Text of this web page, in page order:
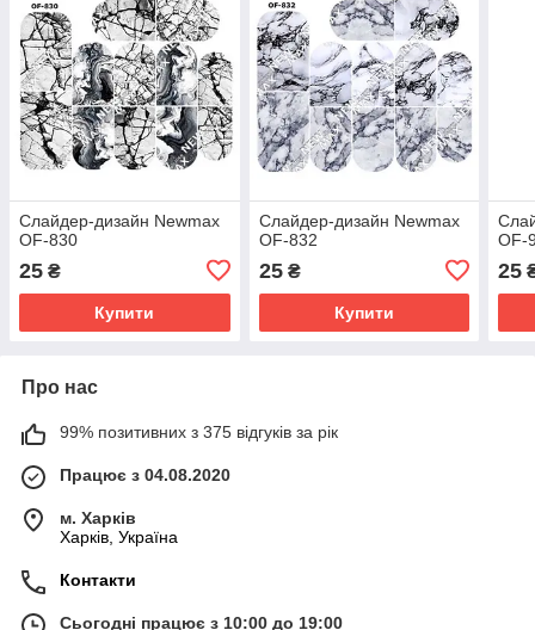
Слайдер-дизайн Newmax
OF-830
25 ₴
Купити
Слайдер-дизайн Newmax
OF-832
25₴
Купити
OF-
25
Про нас
99% позитивних з 375 відгуків за рік
Працює з 04.08.2020
м. Харків
Харків, Україна
Контакти
Сьогодні працює з 10:00 до 19:00